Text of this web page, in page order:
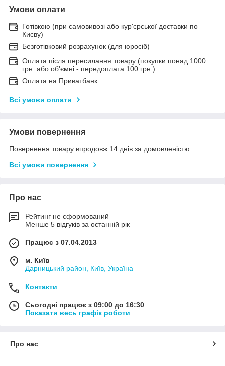
Умови оплати
Готівкою (при самовивозі або кур'єрської доставки по
Києву)
Безготівковий розрахунок (для юросіб)
Оплата після пересилання товару (покупки понад 1000
грн. або об'ємні - передоплата 100 грн.)
Оплата на Приватбанк
Всі умови оплати
Умови повернення
Повернення товару впродовж 14 днів за домовленістю
Всі умови повернення
Про нас
Рейтинг не сформований
Менше 5 відгуків за останній рік
Працює з 07.04.2013
м. Київ
Дарницький район, Київ, Україна
Контакти
Сьогодні працює з 09:00 до 16:30
Показати весь графік роботи
Про нас